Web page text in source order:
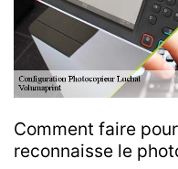
Comment faire
reconnaisse le